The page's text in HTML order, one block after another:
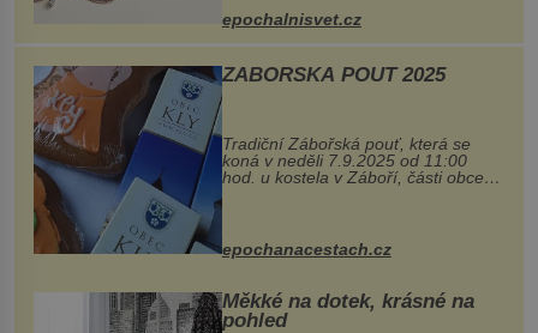
kovový...
epochalnisvet.cz
ZÁBOŘSKÁ POUŤ 2025
Tradiční Zábořská pouť, která se
koná v neděli 7.9.2025 od 11:00
hod. u kostela v Záboří, části obce
Kly u Mělníka. V programu naleznete
komentovanou prohlídku kostela,
epochanacestach.cz
Měkké na dotek, krásné na
pohled